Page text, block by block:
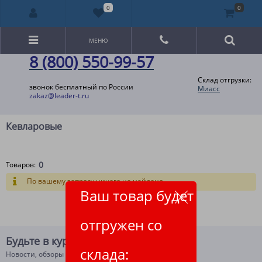
8 (800) 550-99-57
звонок бесплатный по России
zakaz@leader-t.ru
Склад отгрузки:
Миасс
Ваш товар будет
отгружен со
склада:
МЕНЮ
Кевларовые
Товаров: 0
По вашему запросу ничего не найдено.
Будьте в курсе!
Новости, обзоры и акции
0 0